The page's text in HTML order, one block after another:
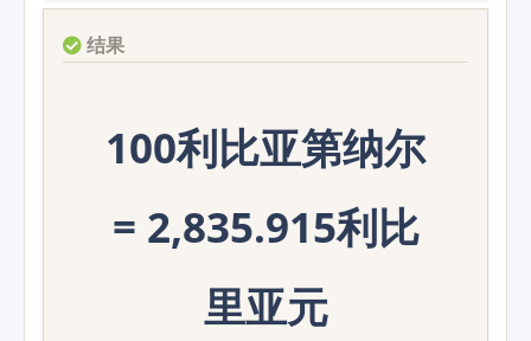
结果
100利比亚第纳尔
= 2,835.915利比
里亚元